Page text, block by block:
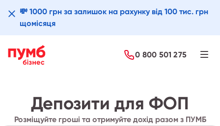
💸 1000 грн за залишок на рахунку від 100 тис. грн
щомісяця
Детальніше
0 800 501 275
Депозити для ФОП
Розміщуйте гроші та отримуйте дохід разом з ПУМБ